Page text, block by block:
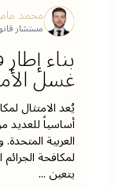
محمد
مستشار
بناء
غسل
يُعد الامتثال
أساسياً للعديد
العربية
لمكافحة الجرائم
يتعين ...